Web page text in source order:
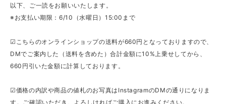
以下、ご一読をお願いいたします。
※お支払い期限：6/10（水曜日）15:00まで
☑こちらのオンラインショップの送料が660円となっておりますので、
DMでご案内した（送料を含めた）合計金額に10%上乗せしてから、
660円引いた金額に計算しております。
☑価格の内訳や商品の値札のお写真はInstagramのDMの通りになりま
す。ご確認いただき、よろしければご購入にお進みください。